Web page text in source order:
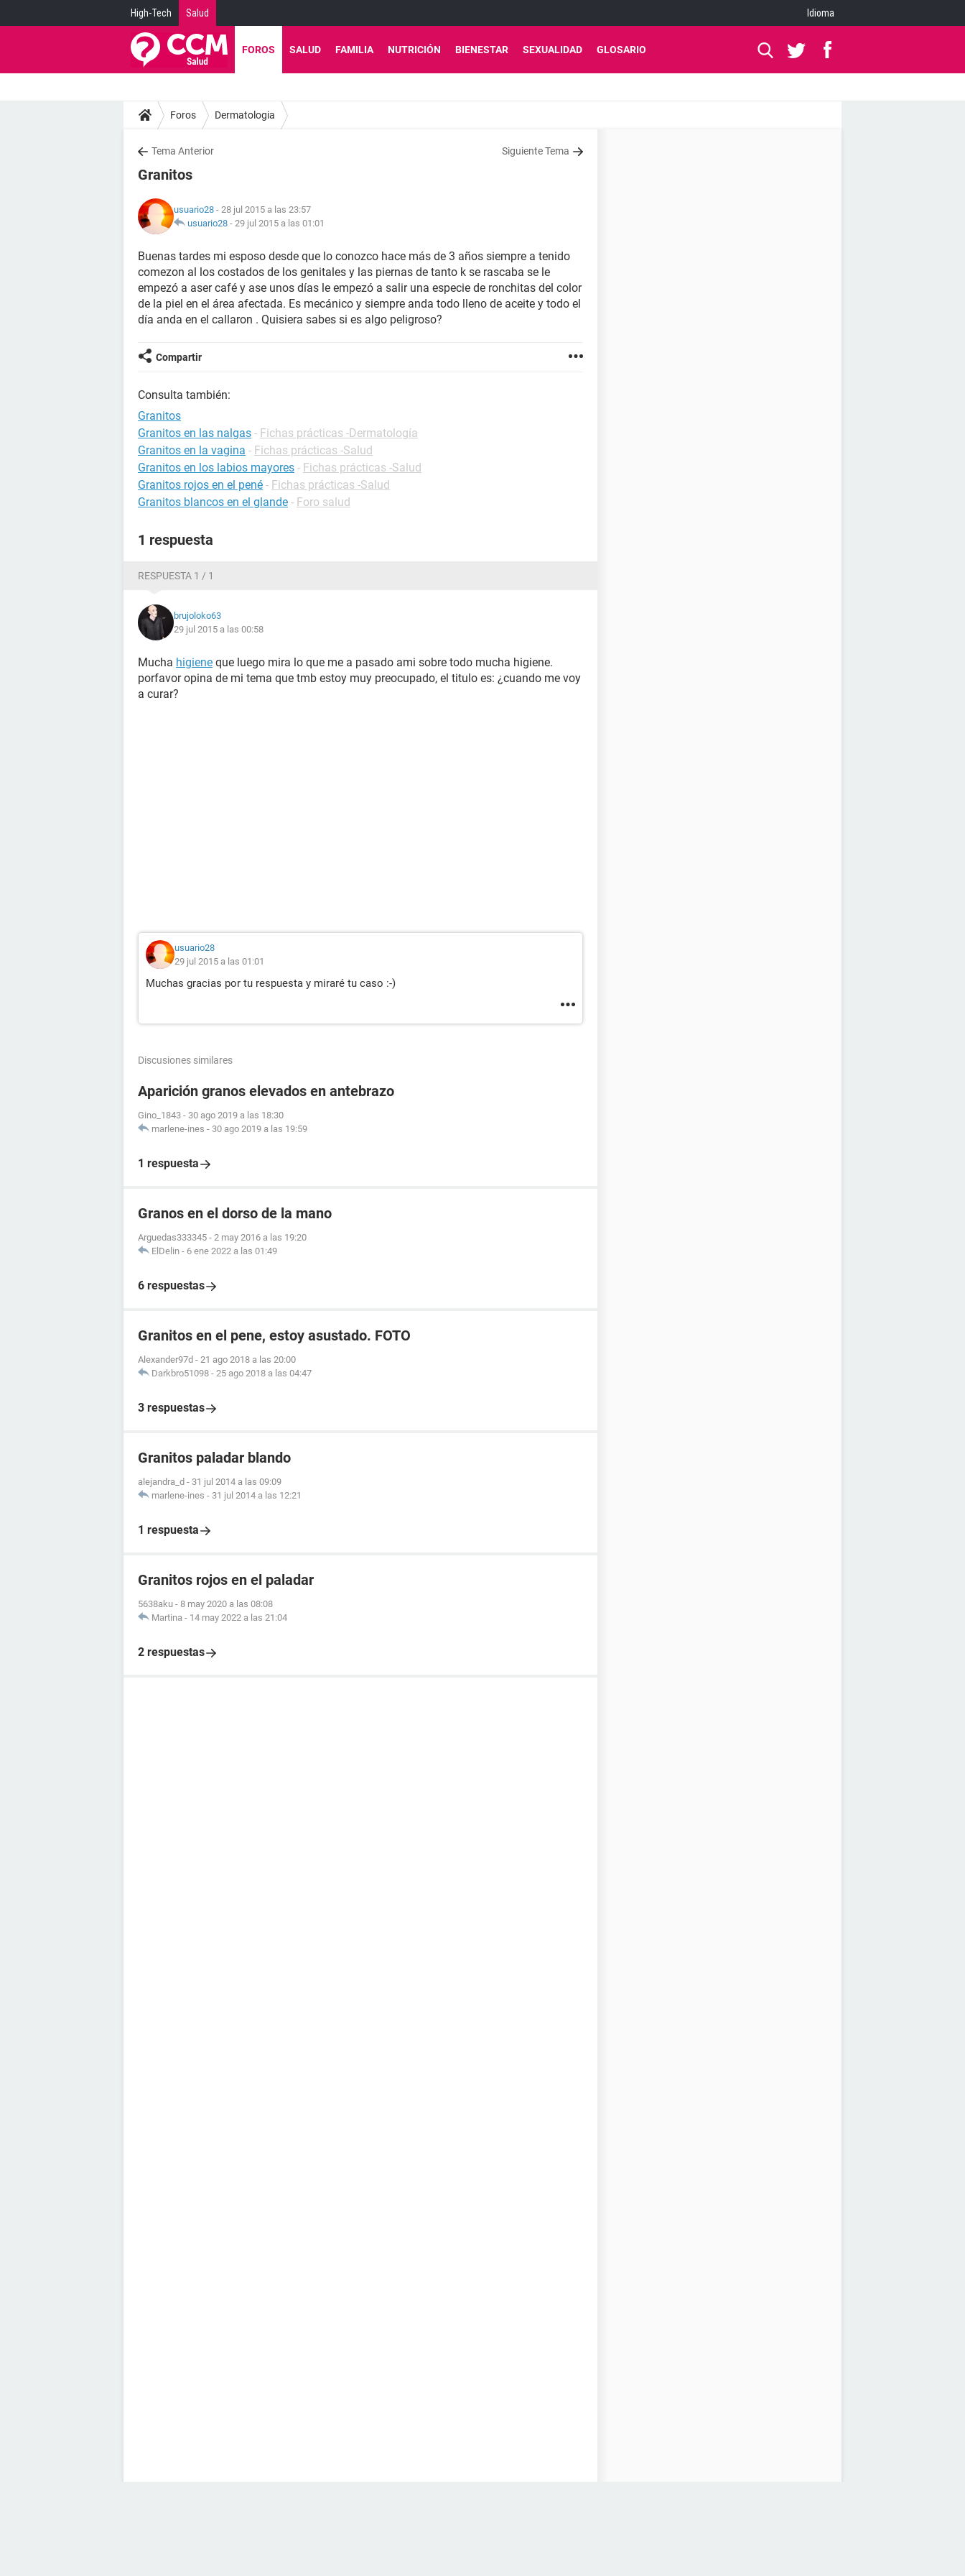
High-Tech Salud Idioma
FOROS SALUD FAMILIA NUTRICIÓN BIENESTAR SEXUALIDAD GLOSARIO
Foros Dermatologia
Tema Anterior Siguiente Tema
Granitos
usuario28 - 28 jul 2015 a las 23:57
usuario28 - 29 jul 2015 a las 01:01
Buenas tardes mi esposo desde que lo conozco hace más de 3 años siempre a tenido
comezon al los costados de los genitales y las piernas de tanto k se rascaba se le
empezó a aser café y ase unos días le empezó a salir una especie de ronchitas del color
de la piel en el área afectada. Es mecánico y siempre anda todo lleno de aceite y todo el
día anda en el callaron . Quisiera sabes si es algo peligroso?
Compartir
Consulta también:
Granitos
Granitos en las nalgas - Fichas prácticas -Dermatología
Granitos en la vagina - Fichas prácticas -Salud
Granitos en los labios mayores - Fichas prácticas -Salud
Granitos rojos en el pené - Fichas prácticas -Salud
Granitos blancos en el glande - Foro salud
1 respuesta
RESPUESTA 1 / 1
brujoloko63
29 jul 2015 a las 00:58
Mucha higiene que luego mira lo que me a pasado ami sobre todo mucha higiene.
porfavor opina de mi tema que tmb estoy muy preocupado, el titulo es: ¿cuando me voy
a curar?
usuario28
29 jul 2015 a las 01:01
Muchas gracias por tu respuesta y miraré tu caso :-)
Discusiones similares
Aparición granos elevados en antebrazo
Gino_1843 - 30 ago 2019 a las 18:30
marlene-ines - 30 ago 2019 a las 19:59
1 respuesta
Granos en el dorso de la mano
Arguedas333345 - 2 may 2016 a las 19:20
ElDelin - 6 ene 2022 a las 01:49
6 respuestas
Granitos en el pene, estoy asustado. FOTO
Alexander97d - 21 ago 2018 a las 20:00
Darkbro51098 - 25 ago 2018 a las 04:47
3 respuestas
Granitos paladar blando
alejandra_d - 31 jul 2014 a las 09:09
marlene-ines - 31 jul 2014 a las 12:21
1 respuesta
Granitos rojos en el paladar
5638aku - 8 may 2020 a las 08:08
Martina - 14 may 2022 a las 21:04
2 respuestas